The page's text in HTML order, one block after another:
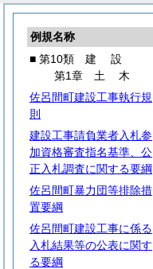
例規名称
■ 第10類 建 設
第1章 土 木
佐呂間町建設工事執行規
則
建設工事請負業者入札参
加資格審査指名基準、公
正入札調査に関する要綱
佐呂間町暴力団等排除措
置要綱
佐呂間町建設工事に係る
入札結果等の公表に関す
る要綱